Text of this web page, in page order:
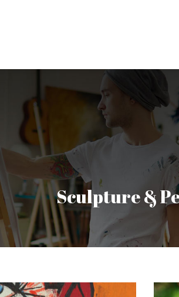
Sculpture &